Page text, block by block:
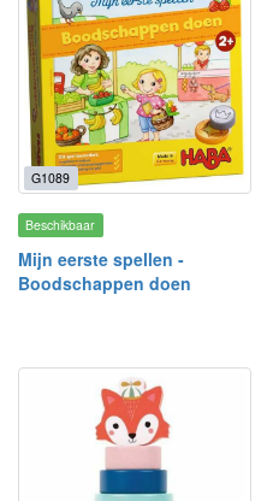
G1089
Beschikbaar
Mijn eerste spellen -
Boodschappen doen